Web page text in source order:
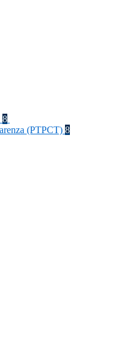
8
(PTPCT) 8